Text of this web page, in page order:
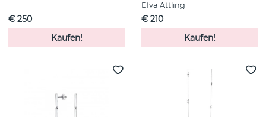
€ 250
Kaufen!
Efva Attling
€ 210
Kaufen!